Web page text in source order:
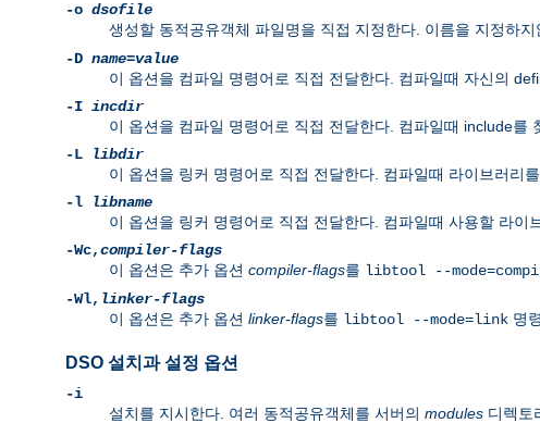
-o dsofile
생성할 동적공유객체 파일명을 직접 지정한다. 이름을 지정하지
-D name=value
이 옵션을 컴파일 명령어로 직접 전달한다. 컴파일때 자신의
-I incdir
이 옵션을 컴파일 명령어로 직접 전달한다. 컴파일때 include를
-L
libdir
이 옵션을 링커 명령어로 직접 전달한다. 컴파일때 라이브러리
-l
libname
이 옵션을 링커 명령어로 직접 전달한다. 컴파일때 사용할 라이
-Wc,compiler-flags
이 옵션은 추가 옵션 compiler-flags를 libtool --
-Wl, linker-flags
이 옵션은 추가 옵션 linker-flags를 libtool --mode=link 명
DSO 설치과 설정 옵션
-i
설치를 지시한다. 여러 동적공유객체를 서버의 modules 디렉토